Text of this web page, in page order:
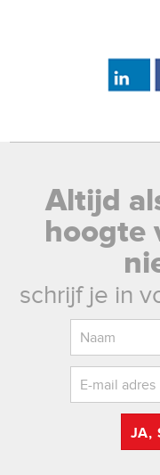
Altijd
hoogte
schrijf je in
JA,